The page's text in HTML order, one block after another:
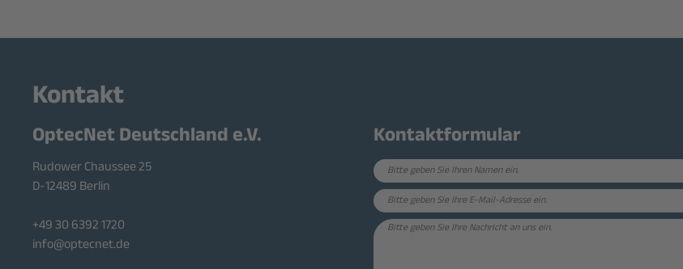
Kontakt
OptecNet Deutschland e.V.
Rudower Chaussee 25
D-12489 Berlin
+49 30 6392 1720
info@optecnet.de
Kontaktformular